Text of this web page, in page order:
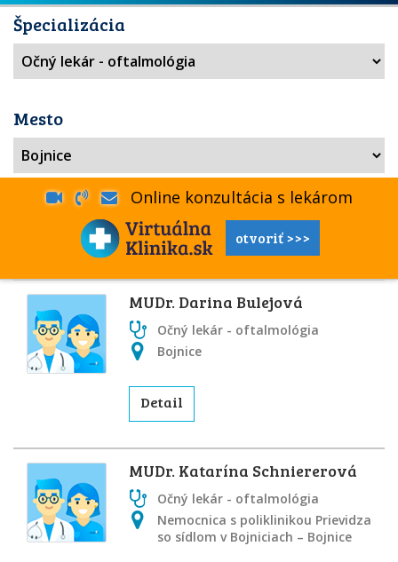
Špecializácia
Mesto
Online konzultácia s lekárom
otvoriť >>>
MUDr. Darina Bulejová
Očný lekár - oftalmológia
Bojnice
Detail
MUDr. Katarína Schniererová
Očný lekár - oftalmológia
Nemocnica s poliklinikou Prievidza
so sídlom v Bojniciach – Bojnice